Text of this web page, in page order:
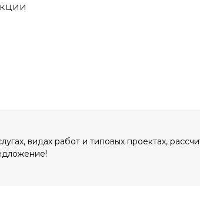
видах работ и типовых проектах,